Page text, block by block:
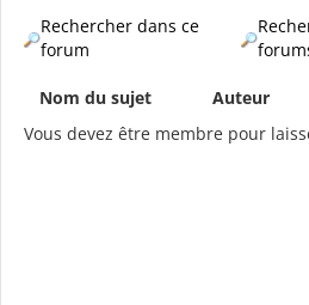
Rechercher dans ce
forum
Nom du sujet Auteur
Vous devez être membre pour